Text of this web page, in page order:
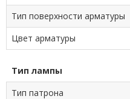
Тип поверхности арматуры
Цвет арматуры
Тип лампы
Тип патрона